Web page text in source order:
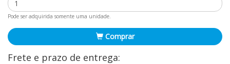
Pode ser adquirida somente uma unidade.
Comprar
Frete e prazo de entrega: